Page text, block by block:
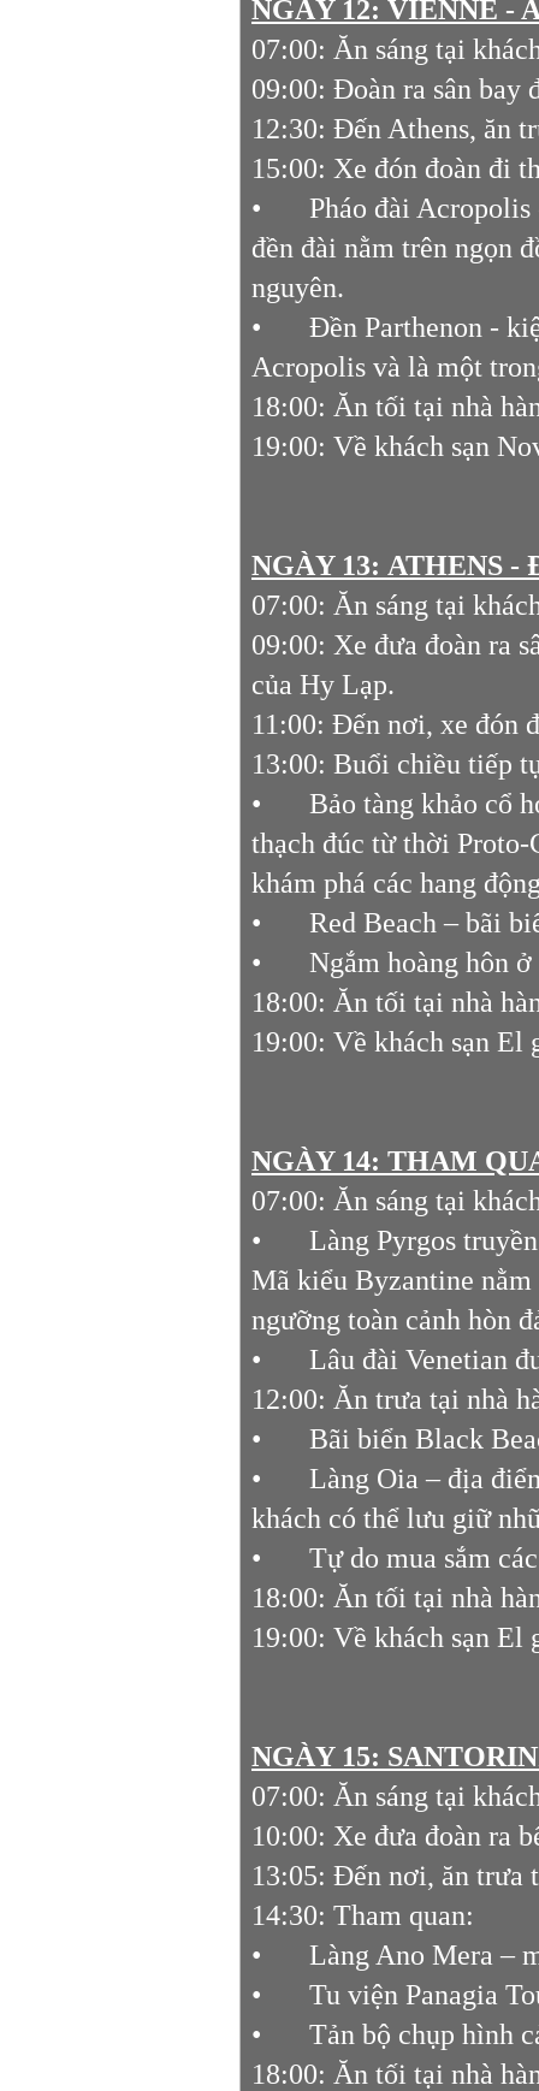
NGÀY 12: VIENNE -
07:00: Ăn sáng tại
09:00: Đoàn ra sân bay
12:30: Đến Athens, ăn
15:00: Xe đón đoàn đi
•
Pháo đài
đền đài nằm trên ngọn
nguyên.
•
Đền Parthenon -
Acropolis và là một
18:00: Ăn tối tại nhà
19:00: Về khách sạn
NGÀY 13: ATHENS -
07:00: Ăn sáng tại
09:00: Xe đưa đoàn ra
của Hy Lạp.
11:00: Đến nơi, xe đón
13:00: Buổi chiều tiếp
•
Bảo tàng khảo cổ
thạch đúc từ thời
khám phá các hang
•
Red Beach – bãi
•
Ngắm hoàng hôn
18:00: Ăn tối tại nhà
19:00: Về khách sạn El
NGÀY 14: THAM
07:00: Ăn sáng tại
•
Làng Pyrgos
Mã kiểu Byzantine
ngưỡng toàn cảnh hòn
•
Lâu đài Venetian
12:00: Ăn trưa tại nhà
•
Bãi biển Black
•
Làng Oia – địa
khách có thể lưu giữ
•
Tự do mua sắm
18:00: Ăn tối tại nhà
19:00: Về khách sạn
NGÀY 15:
07:00: Ăn sáng tại
10:00: Xe đưa đoàn ra
13:05: Đến nơi, ăn trưa
14:30: Tham quan:
•
Làng Ano Mera –
•
Tu viện Panagia
•
Tản bộ chụp hình
18:00: Ăn tối tại nhà